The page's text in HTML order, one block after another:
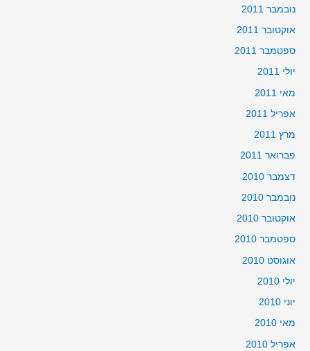
נובמבר 2011
אוקטובר 2011
ספטמבר 2011
יולי 2011
מאי 2011
אפריל 2011
מרץ 2011
פברואר 2011
דצמבר 2010
נובמבר 2010
אוקטובר 2010
ספטמבר 2010
אוגוסט 2010
יולי 2010
יוני 2010
מאי 2010
אפריל 2010